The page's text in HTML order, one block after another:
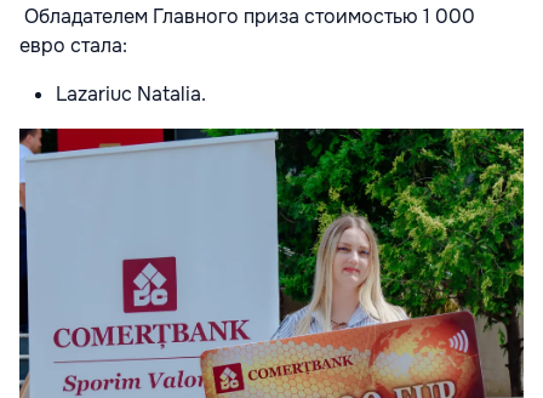
Обладателем Главного приза стоимостью 1 000
евро стала:
Lazariuc Natalia.